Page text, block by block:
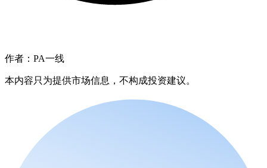
作者：PA一线
本内容只为提供市场信息，不构成投资建议。